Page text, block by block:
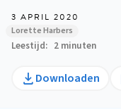
3 APRIL 2020
Lorette Harbers
Leestijd 2 minuten
Downloaden